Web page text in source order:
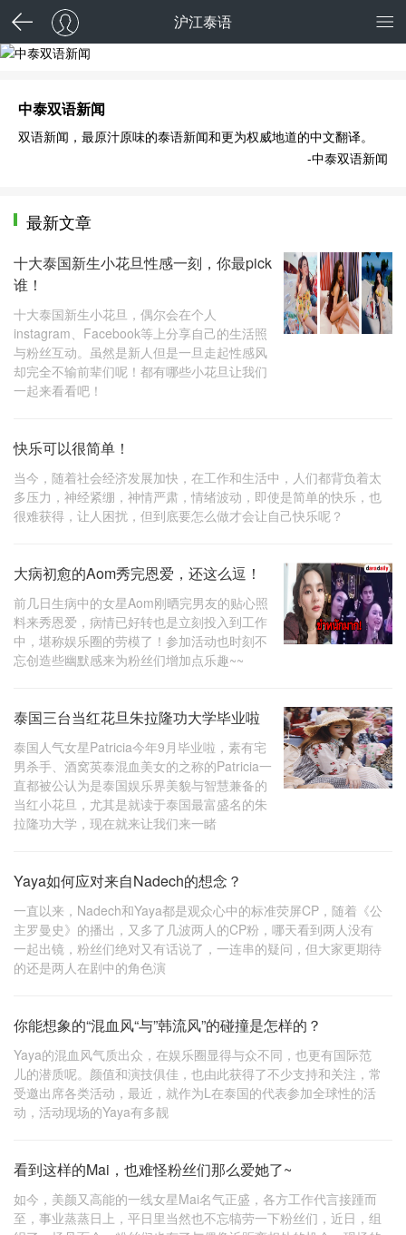
沪江泰语
中泰双语新闻
中泰双语新闻
双语新闻，最原汁原味的泰语新闻和更为权威地道的中文翻译。
-中泰双语新闻
最新文章
十大泰国新生小花旦性感一刻，你最pick
谁！
十大泰国新生小花旦，偶尔会在个人
instagram、Facebook等上分享自己的生活照
与粉丝互动。虽然是新人但是一旦走起性感风
却完全不输前辈们呢！都有哪些小花旦让我们
一起来看看吧！
快乐可以很简单！
当今，随着社会经济发展加快，在工作和生活中，人们都背负着太
多压力，神经紧绷，神情严肃，情绪波动，即使是简单的快乐，也
很难获得，让人困扰，但到底要怎么做才会让自己快乐呢？
大病初愈的Aom秀完恩爱，还这么逗！
前几日生病中的女星Aom刚晒完男友的贴心照
料来秀恩爱，病情已好转也是立刻投入到工作
中，堪称娱乐圈的劳模了！参加活动也时刻不
忘创造些幽默感来为粉丝们增加点乐趣~~
泰国三台当红花旦朱拉隆功大学毕业啦
泰国人气女星Patricia今年9月毕业啦，素有宅
男杀手、酒窝英泰混血美女的之称的Patricia一
直都被公认为是泰国娱乐界美貌与智慧兼备的
当红小花旦，尤其是就读于泰国最富盛名的朱
拉隆功大学，现在就来让我们来一睹
Yaya如何应对来自Nadech的想念？
一直以来，Nadech和Yaya都是观众心中的标准荧屏CP，随着《公
主罗曼史》的播出，又多了几波两人的CP粉，哪天看到两人没有
一起出镜，粉丝们绝对又有话说了，一连串的疑问，但大家更期待
的还是两人在剧中的角色演
你能想象的“混血风“与”韩流风”的碰撞是怎样的？
Yaya的混血风气质出众，在娱乐圈显得与众不同，也更有国际范
儿的潜质呢。颜值和演技俱佳，也由此获得了不少支持和关注，常
受邀出席各类活动，最近，就作为L在泰国的代表参加全球性的活
动，活动现场的Yaya有多靓
看到这样的Mai，也难怪粉丝们那么爱她了~
如今，美颜又高能的一线女星Mai名气正盛，各方工作代言接踵而
至，事业蒸蒸日上，平日里当然也不忘犒劳一下粉丝们，近日，组